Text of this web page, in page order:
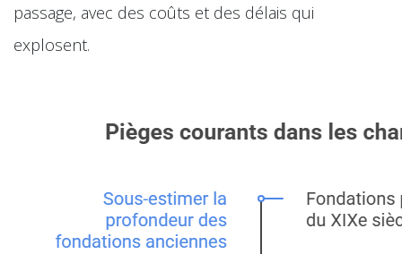
passage, avec des coûts et des délais qui
explosent.